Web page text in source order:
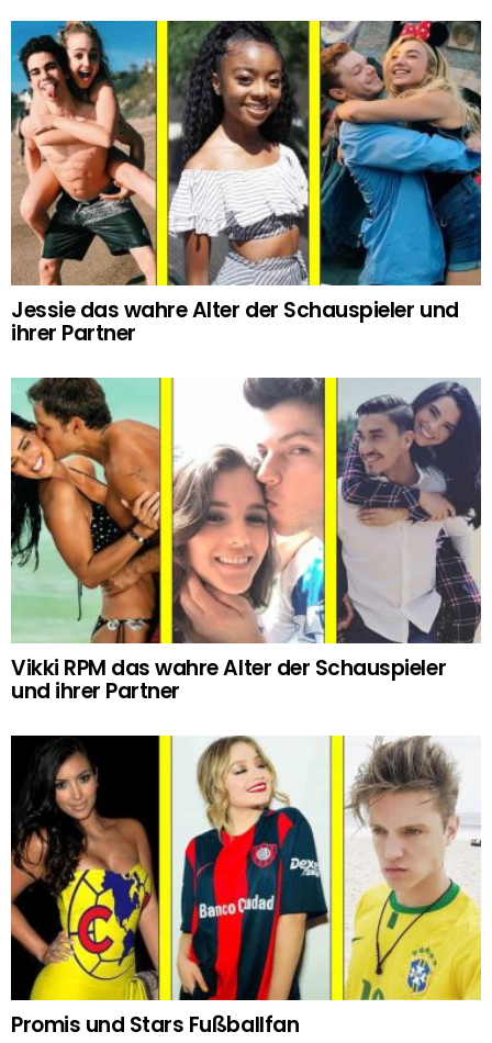
Jessie das wahre Alter der Schauspieler und
ihrer Partner
Vikki RPM das wahre Alter der Schauspieler
und ihrer Partner
Promis und Stars Fußballfan